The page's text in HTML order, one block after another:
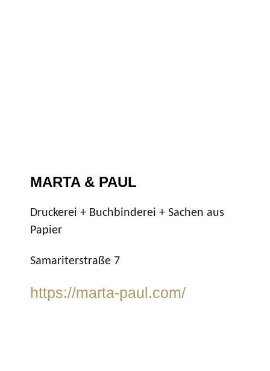
MARTA & PAUL
Druckerei + Buchbinderei + Sachen aus
Papier
Samariterstraße 7
https://marta-paul.com/